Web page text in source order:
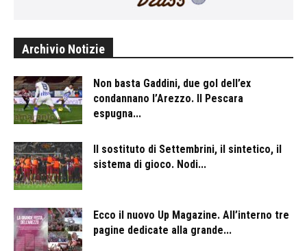
Archivio Notizie
Non basta Gaddini, due gol dell’ex
condannano l’Arezzo. Il Pescara
espugna...
Il sostituto di Settembrini, il sintetico, il
sistema di gioco. Nodi...
Ecco il nuovo Up Magazine. All’interno tre
pagine dedicate alla grande...